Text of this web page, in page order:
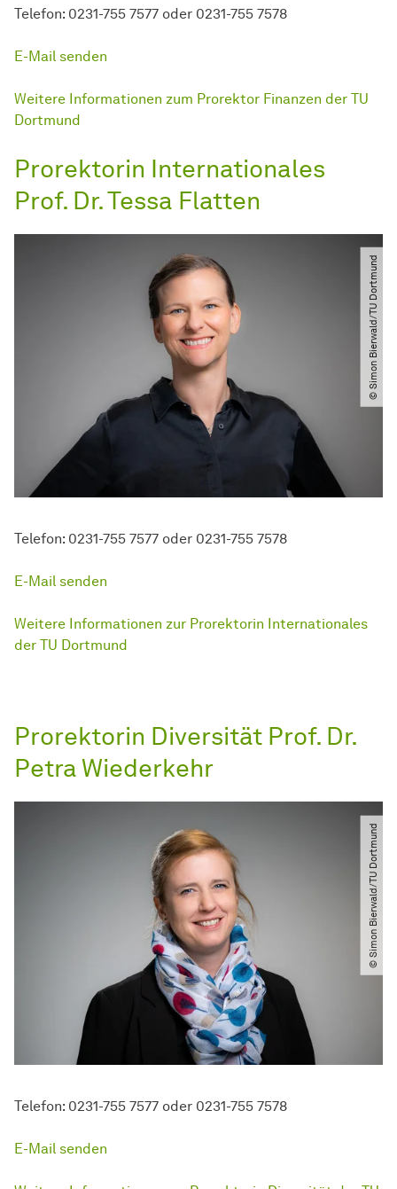
Telefon: 0231-755 7577 oder 0231-755 7578
E-Mail senden
Weitere Informationen zum Prorektor Finanzen der TU
Dortmund
Prorektorin Internationales
Prof. Dr. Tessa Flatten
© Simon Bierwald​​/​​TU Dortmund
Telefon: 0231-755 7577 oder 0231-755 7578
E-Mail senden
Weitere Informationen zur Prorektorin Internationales
der TU Dortmund
Prorektorin Diversität Prof. Dr.
Petra Wiederkehr
© Simon Bierwald​​/​​TU Dortmund
Telefon: 0231-755 7577 oder 0231-755 7578
E-Mail senden